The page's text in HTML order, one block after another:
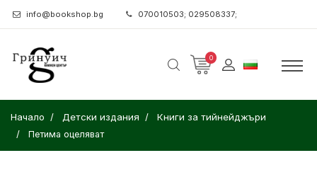
info@bookshop.bg 070010503; 029508337;
0
Начало Детски издания Книги за тийнейджъри
Петима оцеляват